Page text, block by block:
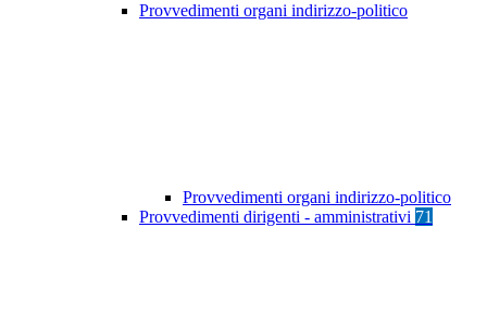
Provvedimenti organi indirizzo-politico
Provvedimenti organi indirizzo-politico
Provvedimenti dirigenti - amministrativi 71